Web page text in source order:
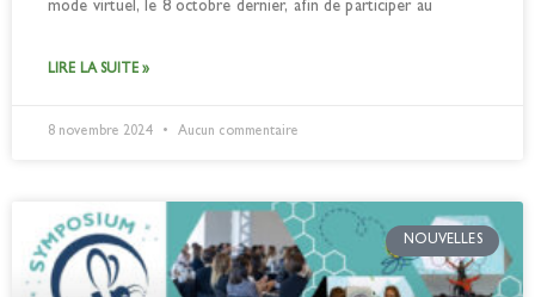
mode virtuel, le 8 octobre dernier, afin de participer au
LIRE LA SUITE »
8 novembre 2024 Aucun commentaire
NOUVELLES